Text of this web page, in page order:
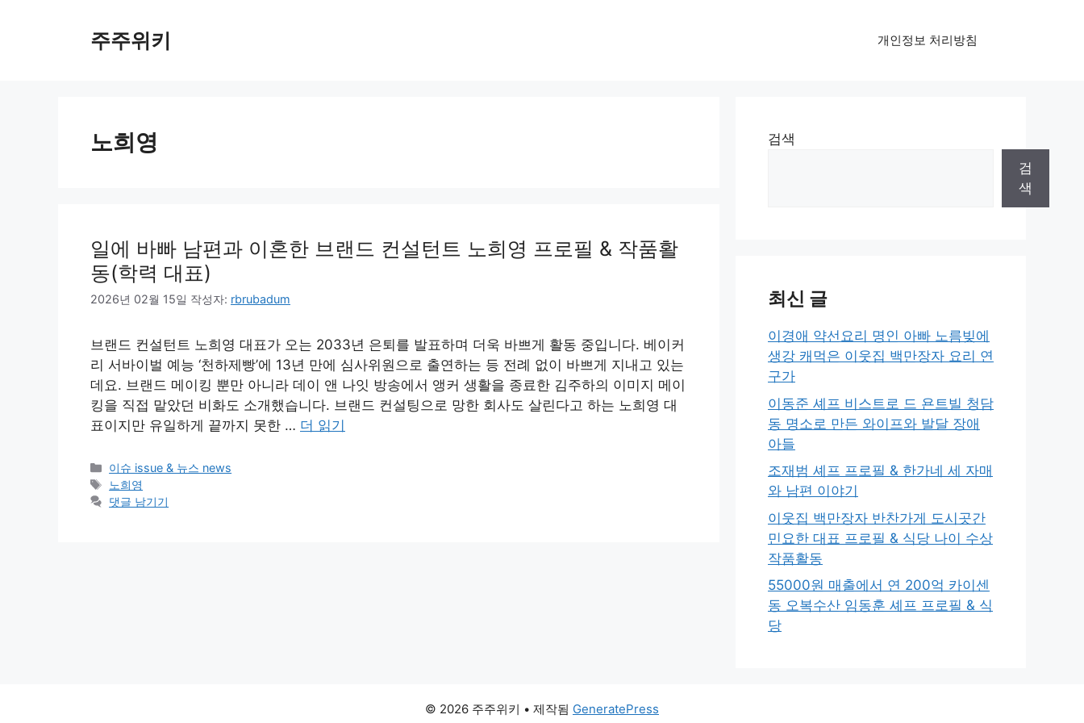
주주위키 개인정보 처리방침
노희영
일에 바빠 남편과 이혼한 브랜드 컨설턴트 노희영 프로필 & 작품활
동(학력 대표)
2026년 02월 15일 작성자: rbrubadum
브랜드 컨설턴트 노희영 대표가 오는 2033년 은퇴를 발표하며 더욱 바쁘게 활동 중입니다. 베이커
리 서바이벌 예능 ‘천하제빵’에 13년 만에 심사위원으로 출연하는 등 전례 없이 바쁘게 지내고 있는
데요. 브랜드 메이킹 뿐만 아니라 데이 앤 나잇 방송에서 앵커 생활을 종료한 김주하의 이미지 메이
킹을 직접 맡았던 비화도 소개했습니다. 브랜드 컨설팅으로 망한 회사도 살린다고 하는 노희영 대
표이지만 유일하게 끝까지 못한 … 더 읽기
카
테
고
이슈 issue & 뉴스 news
태
그
노희영
댓글 남기기
검색
검
색
최신 글
이경애 약선요리 명인 아빠 노름빚에
생강 캐먹은 이웃집 백만장자 요리 연
구가
이동준 셰프 비스트로 드 욘트빌 청담
동 명소로 만든 와이프와 발달 장애
아들
조재범 셰프 프로필 & 한가네 세 자매
와 남편 이야기
이웃집 백만장자 반찬가게 도시곳간
민요한 대표 프로필 & 식당 나이 수상
작품활동
55000원 매출에서 연 200억 카이센
동 오복수산 임동훈 셰프 프로필 & 식
당
© 2026 주주위키 • 제작됨 GeneratePress